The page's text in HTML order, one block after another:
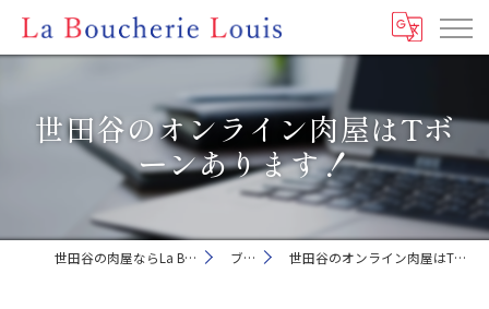
世田谷のオンライン肉屋はTボ
ーンあります！
世田谷の肉屋ならLa Boucherie Louis ブログ 世田谷のオンライン肉屋はTボーンあります！